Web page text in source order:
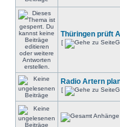
Thüringen prüft
[
Radio Artern
[